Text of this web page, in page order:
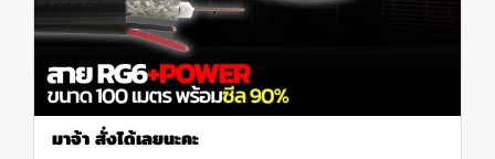
มาจ้า สั่งได้เลยนะคะ